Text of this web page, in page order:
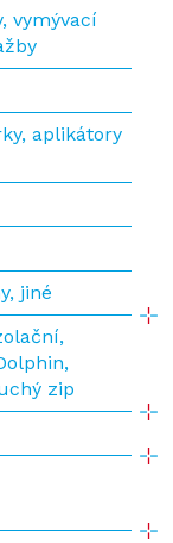
vymývací
aplikátory
jiné
zip